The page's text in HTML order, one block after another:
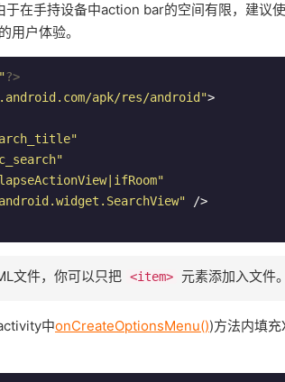
在手持设备中action bar的空间有限，建议
用户体验。
?>
apk/res/android">
/>
文件，你可以只把 <item> 元素添加入文件。
中onCreateOptionsMenu())方法内填